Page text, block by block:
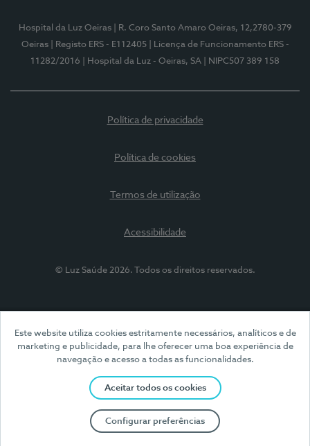
Este website utiliza cookies estritamente necessários, analíticos e de
marketing e publicidade, para lhe oferecer uma boa experiência de
navegação e acesso a todas as funcionalidades.
Aceitar todos os cookies
Configurar preferências
Hospital da Luz Oeiras
| R. Coro Santo Amaro Oeiras, 12,2780-379
Oeiras
| Registo ERS - E112405
| Licença de Funcionamento ERS -
11282/2016
| Hospital da Luz - Oeiras, SA | NIPC507 389 158
Política de privacidade
Política de cookies
Termos de utilização
Acessibilidade
© Luz Saúde 2026. Todos os direitos reservados.